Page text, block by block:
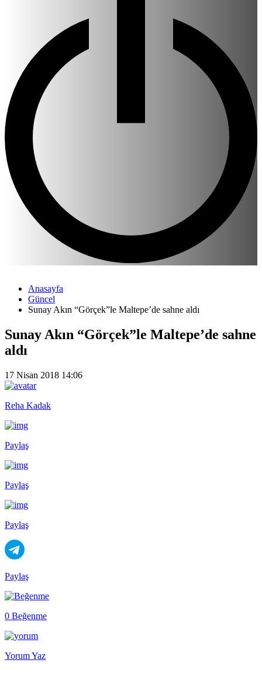
Anasayfa
Güncel
Sunay Akın “Görçek”le Maltepe’de sahne aldı
Sunay Akın “Görçek”le Maltepe’de sahne
aldı
17 Nisan 2018 14:06
Reha Kadak
Paylaş
Paylaş
Paylaş
Paylaş
0 Beğenme
Yorum Yaz